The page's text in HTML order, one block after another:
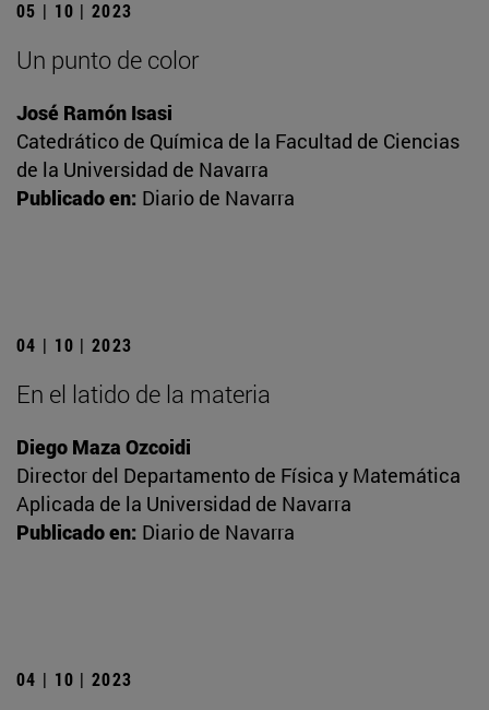
05 | 10 | 2023
Un punto de color
José Ramón Isasi
Catedrático de Química de la Facultad de Ciencias
de la Universidad de Navarra
Publicado en: Diario de Navarra
04 | 10 | 2023
En el latido de la materia
Diego Maza Ozcoidi
Director del Departamento de Física y Matemática
Aplicada de la Universidad de Navarra
Publicado en: Diario de Navarra
04 | 10 | 2023